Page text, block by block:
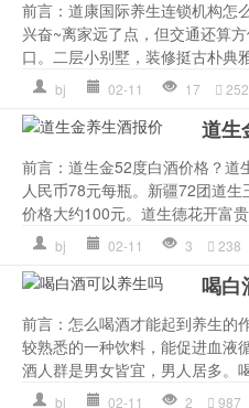
前言：道康国际养生连锁机构怎
兴奋~离家远了点，但交通还算
口。二层小别墅，装修挺古朴典
bj 02-11 17 252
道生
前言：道生金52度白酒价格？道
人民币78元每瓶。新疆72团道
价格大约100元。道生德花开富
bj 02-11 3 238
喝白
前言：怎么喝酒才能起到养生的
较熟悉的一种饮料，能促进血液
酒人群是男女皆宜，男人居多。
bj 02-11 2 987